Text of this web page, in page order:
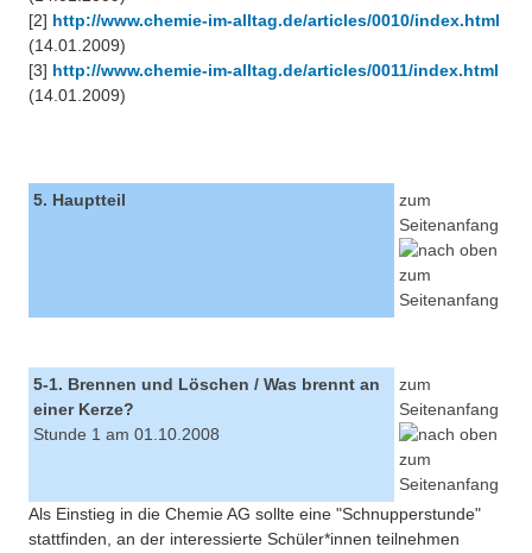
[2] http://www.chemie-im-alltag.de/articles/0010/index.html
(14.01.2009)
[3] http://www.chemie-im-alltag.de/articles/0011/index.html
(14.01.2009)
5. Hauptteil
zum
Seitenanfang
5-1. Brennen und Löschen / Was brennt an
einer Kerze?
Stunde 1 am 01.10.2008
zum
Seitenanfang
Als Einstieg in die Chemie AG sollte eine "Schnupperstunde"
stattfinden, an der interessierte Schüler*innen teilnehmen